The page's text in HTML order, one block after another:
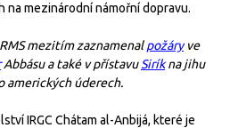
na mezinárodní námořní dopravu.
mezitím zaznamenalpožáryve
Abbásu a také v přístavuSiríkna jihu
amerických úderech.
IRGC Chátam al-Anbijá, které je